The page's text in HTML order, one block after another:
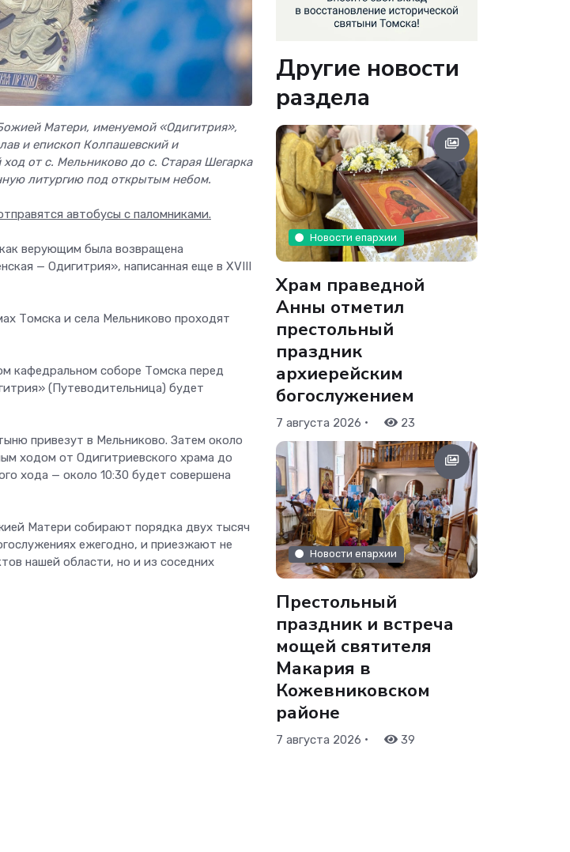
Матери, именуемой «Одигитрия»,
и епископ Колпашевский и
от с. Мельниково до с. Старая Шегарка
литургию под открытым небом.
автобусы с паломниками.
верующим была возвращена
— Одигитрия», написанная еще в XVIII
Томска и села Мельниково проходят
кафедральном соборе Томска перед
(Путеводительница) будет
привезут в Мельниково. Затем около
ходом от Одигитриевского храма до
хода — около 10:30 будет совершена
Матери собирают порядка двух тысяч
ежегодно, и приезжают не
нашей области, но и из соседних
Другие новости
раздела
Новости епархии
Храм праведной
Анны отметил
престольный
праздник
архиерейским
богослужением
7 августа 2026 • 23
Новости епархии
Престольный
праздник и встреча
мощей святителя
Макария в
Кожевниковском
районе
7 августа 2026 • 39